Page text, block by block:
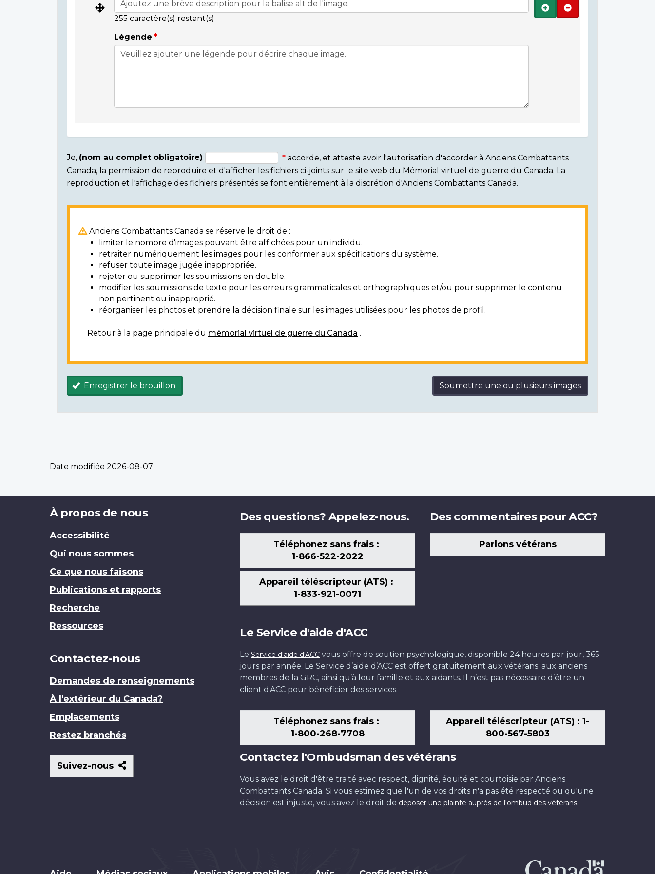
255 caractère(s) restant(s)
Légende
AjouterRetirer
Consent
section
Je, (nom au complet obligatoire)
accorde, et atteste avoir l'autorisation d'accorder à Anciens Combattants
Canada, la permission de reproduire et d'afficher les fichiers ci-joints sur le site web du Mémorial virtuel de guerre du Canada. La
reproduction et l'affichage des fichiers présentés se font entièrement à la discrétion d'Anciens Combattants Canada.
Anciens Combattants Canada se réserve le droit de :
limiter le nombre d'images pouvant être affichées pour un individu.
retraiter numériquement les images pour les conformer aux spécifications du système.
refuser toute image jugée inappropriée.
rejeter ou supprimer les soumissions en double.
modifier les soumissions de texte pour les erreurs grammaticales et orthographiques et/ou pour supprimer le contenu
non pertinent ou inapproprié.
réorganiser les photos et prendre la décision finale sur les images utilisées pour les photos de profil.
Retour à la page principale du mémorial virtuel de guerre du Canada .
Enregistrer le brouillon Soumettre une ou plusieurs images
Date modifiée 2026-08-07
Brand
À propos de nous
Accessibilité
Qui nous sommes
Ce que nous faisons
Publications et rapports
Recherche
Ressources
Contactez-nous
Demandes de renseignements
À l'extérieur du Canada?
Emplacements
Restez branchés
Suivez-nous
Suivez-
nous
Des questions? Appelez-nous.
Téléphonez sans frais :
1-866-522-2022
Appareil téléscripteur (ATS) :
1-833-921-0071
Des commentaires pour ACC?
Parlons vétérans
Le Service d'aide d'ACC
Le Service d'aide d'ACC vous offre de soutien psychologique, disponible 24 heures par jour, 365
jours par année. Le Service d’aide d’ACC est offert gratuitement aux vétérans, aux anciens
membres de la GRC, ainsi qu’à leur famille et aux aidants. Il n’est pas nécessaire d’être un
client d’ACC pour bénéficier des services.
Téléphonez sans frais :
1-800-268-7708
Appareil téléscripteur (ATS) : 1-
800-567-5803
Contactez l'Ombudsman des vétérans
Vous avez le droit d'être traité avec respect, dignité, équité et courtoisie par Anciens
Combattants Canada. Si vous estimez que l'un de vos droits n'a pas été respecté ou qu'une
décision est injuste, vous avez le droit de déposer une plainte auprès de l'ombud des vétérans.
Brand